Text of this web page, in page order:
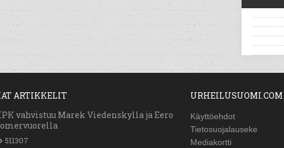
ARTIKKELIT
vahvistuu Marek Viedenskylla ja Eero
511307
URHEILUSUOMI.COM
Käyttöehdot
Tietosuojalauseke
Mediakortti